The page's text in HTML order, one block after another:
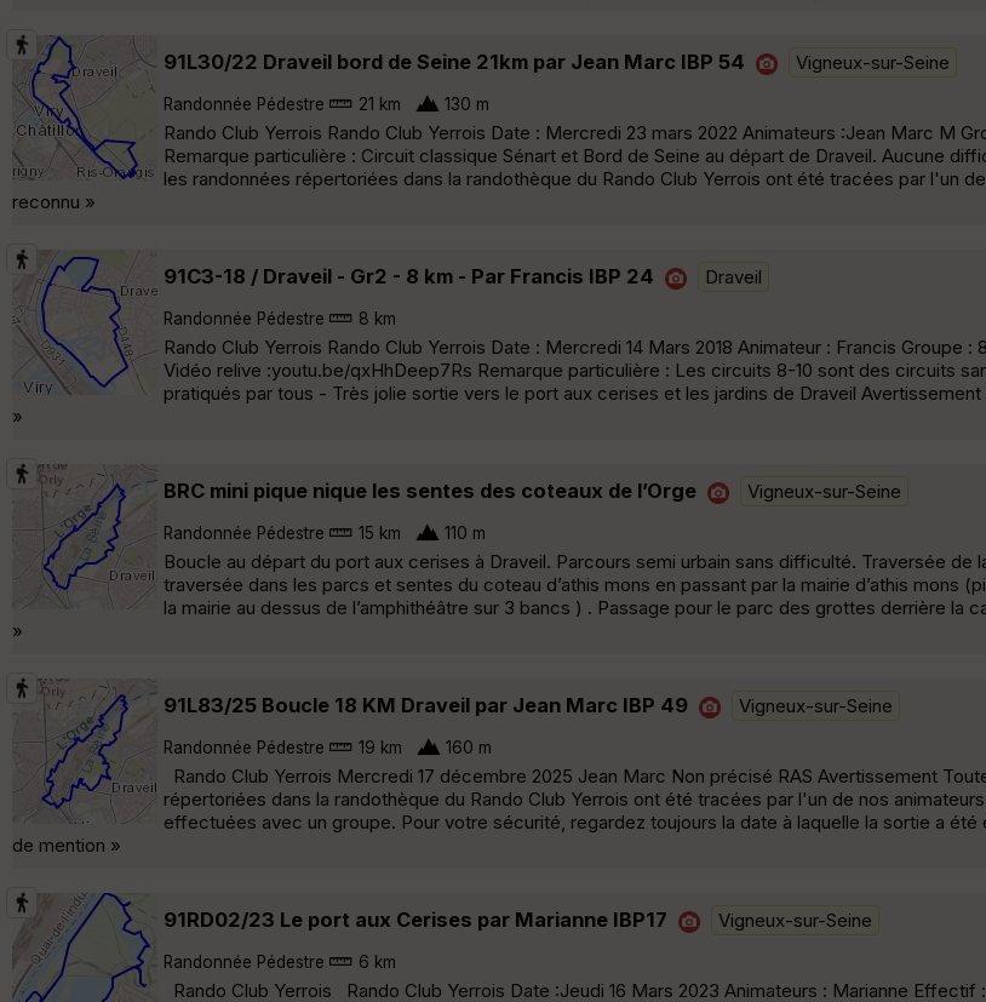
91L30/22 Draveil bord de Seine 21km par Jean Marc IBP 54 Vigneux-sur-Seine
Randonnée Pédestre 21 km 130 m
Rando Club Yerrois Rando Club Yerrois Date : Mercredi 23 mars 2022 Animateurs :Jean Marc M
Remarque particulière : Circuit classique Sénart et Bord de Seine au départ de Draveil. Aucune
les randonnées répertoriées dans la randothèque du Rando Club Yerrois ont été tracées par l'un
reconnu »
91C3-18 / Draveil - Gr2 - 8 km - Par Francis IBP 24 Draveil
Randonnée Pédestre 8 km
Rando Club Yerrois Rando Club Yerrois Date : Mercredi 14 Mars 2018 Animateur : Francis Groupe :
Vidéo relive :youtu.be/qxHhDeep7Rs Remarque particulière : Les circuits 8-10 sont des circuits
pratiqués par tous - Très jolie sortie vers le port aux cerises et les jardins de Draveil
»
BRC mini pique nique les sentes des coteaux de l’Orge Vigneux-sur-Seine
Randonnée Pédestre 15 km 110 m
Boucle au départ du port aux cerises à Draveil. Parcours semi urbain sans difficulté. Traversée de
traversée dans les parcs et sentes du coteau d’athis mons en passant par la mairie d’athis mons
la mairie au dessus de l’amphithéâtre sur 3 bancs ) . Passage pour le parc des grottes derrière la
»
91L83/25 Boucle 18 KM Draveil par Jean Marc IBP 49 Vigneux-sur-Seine
Randonnée Pédestre 19 km 160 m
Rando Club Yerrois Mercredi 17 décembre 2025 Jean Marc Non précisé RAS Avertissement
répertoriées dans la randothèque du Rando Club Yerrois ont été tracées par l'un de nos
effectuées avec un groupe. Pour votre sécurité, regardez toujours la date à laquelle la sortie a
de mention »
91RD02/23 Le port aux Cerises par Marianne IBP17 Vigneux-sur-Seine
Randonnée Pédestre 6 km
Rando Club Yerrois Rando Club Yerrois Date :Jeudi 16 Mars 2023 Animateurs : Marianne Effectif